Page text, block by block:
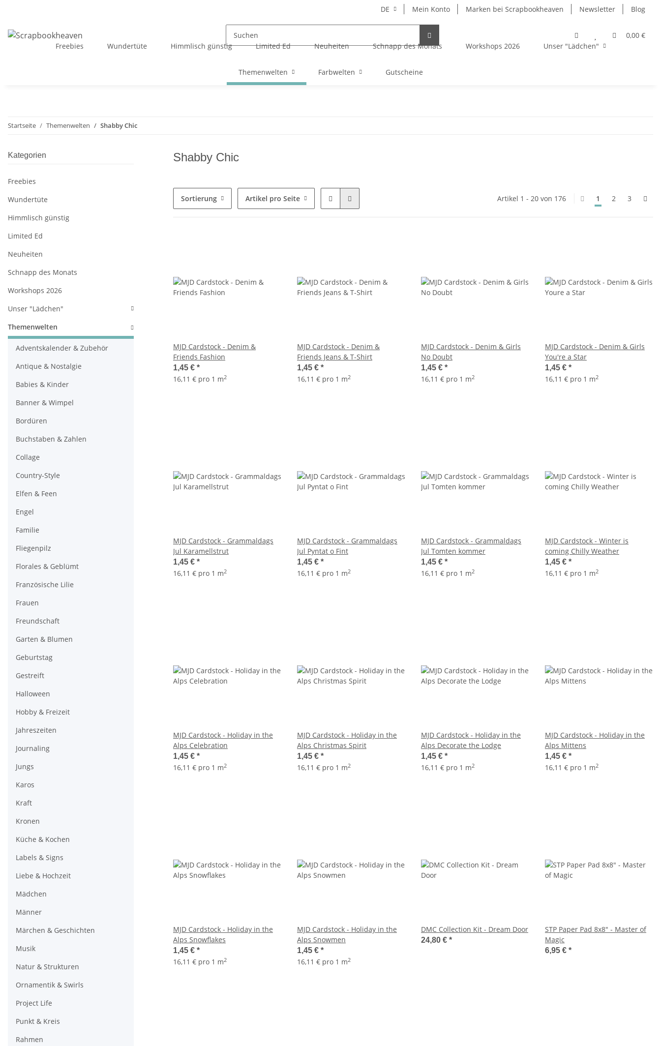
DE Mein Konto Marken bei Scrapbookheaven Newsletter Blog
0,00 €
Freebies
Wundertüte Himmlisch günstig Limited Ed Neuheiten Schnapp des Monats Workshops 2026 Unser "Lädchen"
Themenwelten Farbwelten Gutscheine
Startseite Themenwelten Shabby Chic
Shabby Chic
Sortierung Artikel pro Seite Artikel 1 - 20 von 176 1 2 3
MJD Cardstock - Denim &
Friends Fashion
1,45 € *
16,11 € pro 1 m2
MJD Cardstock - Denim &
Friends Jeans & T-Shirt
1,45 € *
16,11 € pro 1 m2
MJD Cardstock - Denim & Girls
No Doubt
1,45 € *
16,11 € pro 1 m2
MJD Cardstock - Denim & Girls
You're a Star
1,45 € *
16,11 € pro 1 m2
MJD Cardstock - Grammaldags
Jul Karamellstrut
1,45 € *
16,11 € pro 1 m2
MJD Cardstock - Grammaldags
Jul Pyntat o Fint
1,45 € *
16,11 € pro 1 m2
MJD Cardstock - Grammaldags
Jul Tomten kommer
1,45 € *
16,11 € pro 1 m2
MJD Cardstock - Winter is
coming Chilly Weather
1,45 € *
16,11 € pro 1 m2
MJD Cardstock - Holiday in the
Alps Celebration
1,45 € *
16,11 € pro 1 m2
MJD Cardstock - Holiday in the
Alps Christmas Spirit
1,45 € *
16,11 € pro 1 m2
MJD Cardstock - Holiday in the
Alps Decorate the Lodge
1,45 € *
16,11 € pro 1 m2
MJD Cardstock - Holiday in the
Alps Mittens
1,45 € *
16,11 € pro 1 m2
MJD Cardstock - Holiday in the
Alps Snowflakes
1,45 € *
16,11 € pro 1 m2
MJD Cardstock - Holiday in the
Alps Snowmen
1,45 € *
16,11 € pro 1 m2
DMC Collection Kit - Dream Door
24,80 € *
STP Paper Pad 8x8" - Master of
Magic
6,95 € *
Kategorien
Freebies
Wundertüte
Himmlisch günstig
Limited Ed
Neuheiten
Schnapp des Monats
Workshops 2026
Unser "Lädchen"
Themenwelten
Adventskalender & Zubehör
Antique & Nostalgie
Babies & Kinder
Banner & Wimpel
Bordüren
Buchstaben & Zahlen
Collage
Country-Style
Elfen & Feen
Engel
Familie
Fliegenpilz
Florales & Geblümt
Französische Lilie
Frauen
Freundschaft
Garten & Blumen
Geburtstag
Gestreift
Halloween
Hobby & Freizeit
Jahreszeiten
Journaling
Jungs
Karos
Kraft
Kronen
Küche & Kochen
Labels & Signs
Liebe & Hochzeit
Mädchen
Männer
Märchen & Geschichten
Musik
Natur & Strukturen
Ornamentik & Swirls
Project Life
Punkt & Kreis
Rahmen